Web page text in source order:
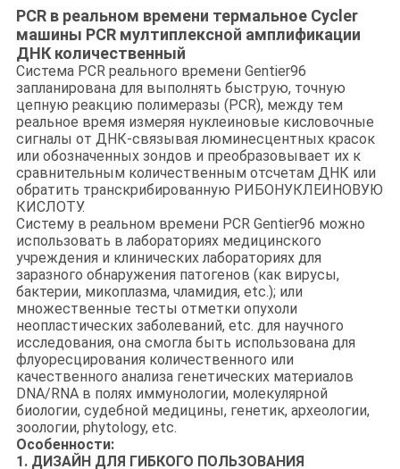
PCR в реальном времени термальное Cycler
машины PCR мултиплексной амплификации
ДНК количественный
Система PCR реального времени Gentier96
запланирована для выполнять быструю, точную
цепную реакцию полимеразы (PCR), между тем
реальное время измеряя нуклеиновые кисловочные
сигналы от ДНК-связывая люминесцентных красок
или обозначенных зондов и преобразовывает их к
сравнительным количественным отсчетам ДНК или
обратить транскрибированную РИБОНУКЛЕИНОВУЮ
КИСЛОТУ.
Систему в реальном времени PCR Gentier96 можно
использовать в лабораториях медицинского
учреждения и клинических лабораториях для
заразного обнаружения патогенов (как вирусы,
бактерии, микоплазма, чламидия, etc.); или
множественные тесты отметки опухоли
неопластических заболеваний, etc. для научного
исследования, она смогла быть использована для
флуоресцирования количественного или
качественного анализа генетических материалов
DNA/RNA в полях иммунологии, молекулярной
биологии, судебной медицины, генетик, археологии,
зоологии, phytology, etc.
Особенности:
1. ДИЗАЙН ДЛЯ ГИБКОГО ПОЛЬЗОВАНИЯ